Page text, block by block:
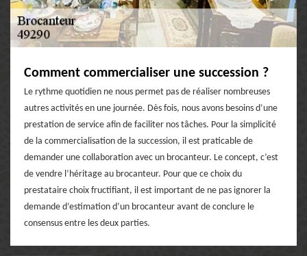
Comment commercialiser une succession ?
Le rythme quotidien ne nous permet pas de réaliser nombreuses
autres activités en une journée. Dès fois, nous avons besoins d’une
prestation de service afin de faciliter nos tâches. Pour la simplicité
de la commercialisation de la succession, il est praticable de
demander une collaboration avec un brocanteur. Le concept, c’est
de vendre l’héritage au brocanteur. Pour que ce choix du
prestataire choix fructifiant, il est important de ne pas ignorer la
demande d’estimation d’un brocanteur avant de conclure le
consensus entre les deux parties.